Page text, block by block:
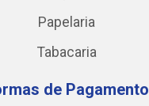
Papelaria
Tabacaria
de Pagamento